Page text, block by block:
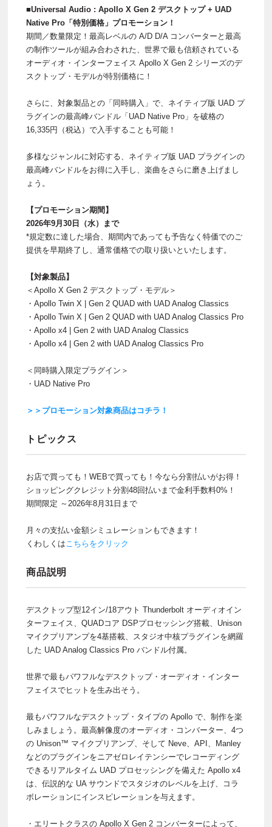
■Universal Audio : Apollo X Gen 2 デスクトップ + UAD
Native Pro「特別価格」プロモーション！
期間／数量限定！最高レベルの A/D D/A コンバーターと最高
の制作ツールが組み合わされた、世界で最も信頼されている
オーディオ・インターフェイス Apollo X Gen 2 シリーズのデ
スクトップ・モデルが特別価格に！
さらに、対象製品との「同時購入」で、ネイティブ版 UAD プ
ラグインの最高峰バンドル「UAD Native Pro」を破格の
16,335円（税込）で入手することも可能！
多様なジャンルに対応する、ネイティブ版 UAD プラグインの
最高峰バンドルをお得に入手し、楽曲をさらに磨き上げまし
ょう。
【プロモーション期間】
2026年9月30日（水）まで
*規定数に達した場合、期間内であっても予告なく特価でのご
提供を早期終了し、通常価格での取り扱いといたします。
【対象製品】
＜Apollo X Gen 2 デスクトップ・モデル＞
・Apollo Twin X | Gen 2 QUAD with UAD Analog Classics
・Apollo Twin X | Gen 2 QUAD with UAD Analog Classics Pro
・Apollo x4 | Gen 2 with UAD Analog Classics
・Apollo x4 | Gen 2 with UAD Analog Classics Pro
＜同時購入限定プラグイン＞
・UAD Native Pro
＞＞プロモーション対象商品はコチラ！
トピックス
お店で買っても！WEBで買っても！今なら分割払いがお得！
ショッピングクレジット分割48回払いまで金利手数料0%！
期間限定 ～2026年8月31日まで
月々の支払い金額シミュレーションもできます！
くわしくはこちらをクリック
商品説明
デスクトップ型12イン/18アウト Thunderbolt オーディオイン
ターフェイス、QUADコア DSPプロセッシング搭載、Unison
マイクプリアンプを4基搭載、スタジオ中核プラグインを網羅
した UAD Analog Classics Pro バンドル付属。
世界で最もパワフルなデスクトップ・オーディオ・インター
フェイスでヒットを生み出そう。
最もパワフルなデスクトップ・タイプの Apollo で、制作を楽
しみましょう。最高解像度のオーディオ・コンバーター、4つ
の Unison™ マイクプリアンプ、そして Neve、API、Manley
などのプラグインをニアゼロレイテンシーでレコーディング
できるリアルタイム UAD プロセッシングを備えた Apollo x4
は、伝説的な UA サウンドでスタジオのレベルを上げ、コラ
ボレーションにインスピレーションを与えます。
・エリートクラスの Apollo X Gen 2 コンバーターによって、